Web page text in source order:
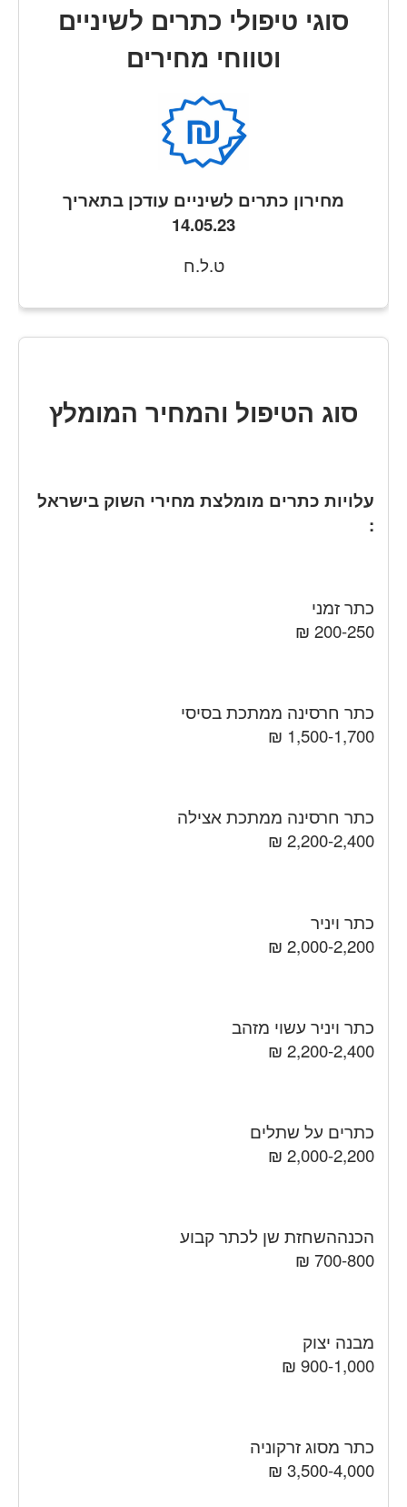
סוגי טיפולי כתרים לשיניים
וטווחי מחירים
מחירון כתרים לשיניים עודכן בתאריך
14.05.23
ט.ל.ח
סוג הטיפול והמחיר המומלץ
עלויות כתרים מומלצת מחירי השוק בישראל
:
כתר זמני
200-250 ₪
כתר חרסינה ממתכת בסיסי
1,500-1,700 ₪
כתר חרסינה ממתכת אצילה
2,200-2,400 ₪
כתר ויניר
2,000-2,200 ₪
כתר ויניר עשוי מזהב
2,200-2,400 ₪
כתרים על שתלים
2,000-2,200 ₪
הכנההשחזת שן לכתר קבוע
700-800 ₪
מבנה יצוק
900-1,000 ₪
כתר מסוג זרקוניה
3,500-4,000 ₪